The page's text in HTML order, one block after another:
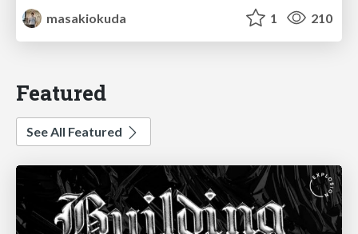
masakiokuda
1 210
Featured
See All Featured